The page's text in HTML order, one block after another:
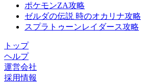
ポケモンZA攻略
ゼルダの伝説 時のオカリナ攻略
スプラトゥーンレイダース攻略
トップ
ヘルプ
運営会社
採用情報